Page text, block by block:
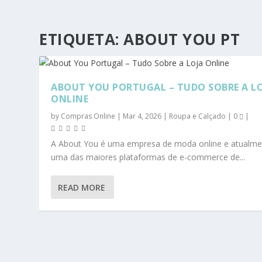
ETIQUETA:ABOUT YOU PT
ABOUT YOU PORTUGAL – TUDO SOBRE A
ONLINE
by Compras Online | Mar 4, 2026 | Roupa e Calçado | 0 |
A About You é uma empresa de moda online e
uma das maiores plataformas de e-commerce de...
READ MORE